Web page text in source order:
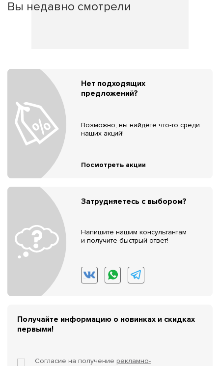
Вы недавно смотрели
Нет подходящих
предложений?
Возможно, вы найдёте что-то среди
наших акций!
Посмотреть акции
Затрудняетесь с выбором?
Напишите нашим консультантам
и получите быстрый ответ!
Получайте информацию о новинках и скидках
первыми!
Согласие на получение рекламно-